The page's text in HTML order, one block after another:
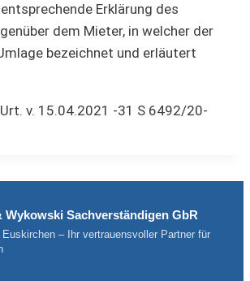
Erklärung des
dem Mieter, in welcher der
bezeichnet und erläutert
Urt. v. 15.04.2021 -31 S 6492/20-
Wykowski Sachverständigen GbR
Euskirchen – Ihr vertrauensvoller Partner für